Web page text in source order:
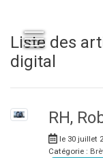
Liste des
digital
RH,
le 30 juillet
Catégorie :